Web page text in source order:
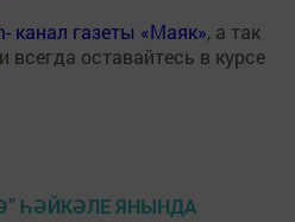
канал газеты «Маяк», а так
и всегда оставайтесь в курсе
ҺӘЙКӘЛЕ ЯНЫНДА